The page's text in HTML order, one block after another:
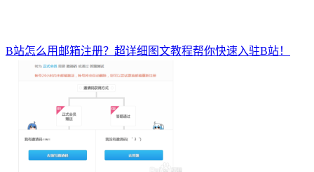
B站怎么用邮箱注册？超详细图文教程帮你快速入驻B站！